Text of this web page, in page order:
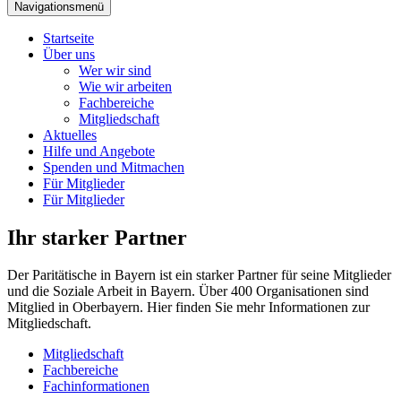
Navigationsmenü
Startseite
Über uns
Wer wir sind
Wie wir arbeiten
Fachbereiche
Mitgliedschaft
Aktuelles
Hilfe und Angebote
Spenden und Mitmachen
Für Mitglieder
Für Mitglieder
Ihr starker Partner
Der Paritätische in Bayern ist ein starker Partner für seine Mitglieder
und die Soziale Arbeit in Bayern. Über 400 Organisationen sind
Mitglied in Oberbayern. Hier finden Sie mehr Informationen zur
Mitgliedschaft.
Mitgliedschaft
Fachbereiche
Fachinformationen